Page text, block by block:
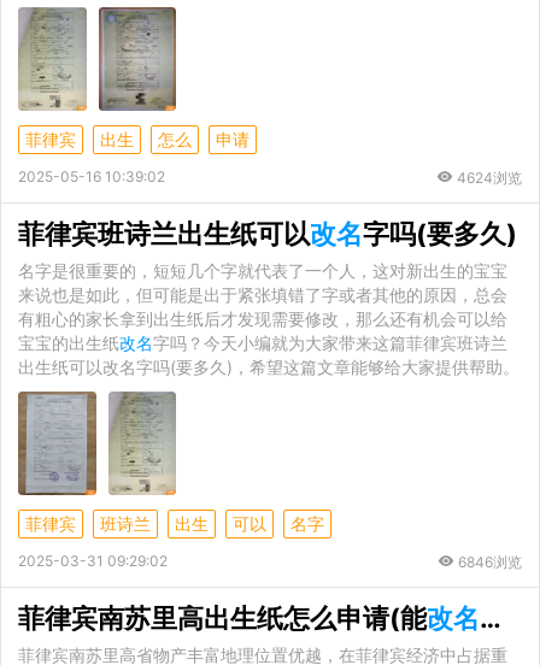
菲律宾 出生 怎么 申请
2025-05-16 10:39:02 4624浏览
菲律宾班诗兰出生纸可以改名字吗(要多久)
名字是很重要的，短短几个字就代表了一个人，这对新出生的宝宝
来说也是如此，但可能是出于紧张填错了字或者其他的原因，总会
有粗心的家长拿到出生纸后才发现需要修改，那么还有机会可以给
宝宝的出生纸改名字吗？今天小编就为大家带来这篇菲律宾班诗兰
出生纸可以改名字吗(要多久)，希望这篇文章能够给大家提供帮助。
菲律宾 班诗兰 出生 可以 名字
2025-03-31 09:29:02 6846浏览
菲律宾南苏里高出生纸怎么申请(能改名字吗
菲律宾南苏里高省物产丰富地理位置优越，在菲律宾经济中占据重